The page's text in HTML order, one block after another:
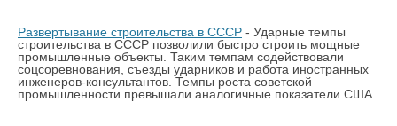
Развертывание строительства в СССР - Ударные темпы
строительства в СССР позволили быстро строить мощные
промышленные объекты. Таким темпам содействовали
соцсоревнования, съезды ударников и работа иностранных
инженеров-консультантов. Темпы роста советской
промышленности превышали аналогичные показатели США.